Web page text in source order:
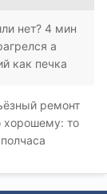
нет? 4 мин
а
как печка
ремонт
хорошему: то